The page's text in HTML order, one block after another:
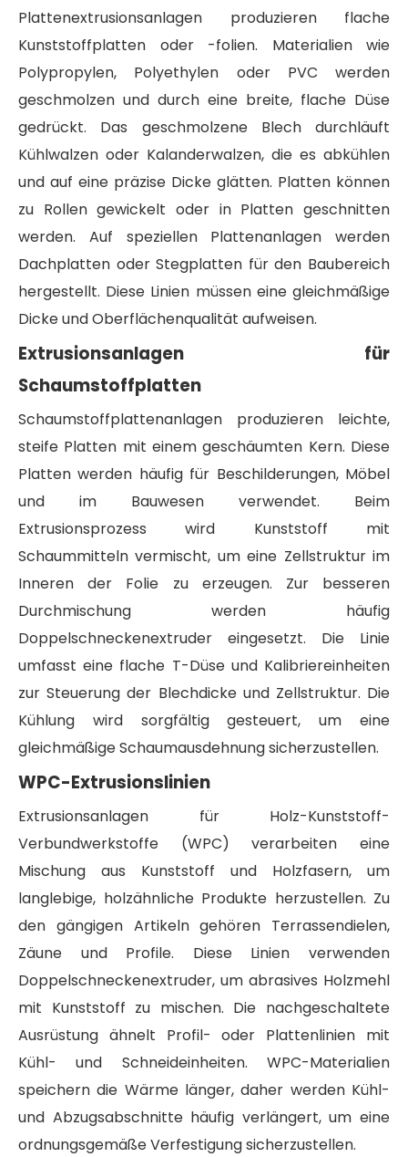
Plattenextrusionsanlagen produzieren flache
Kunststoffplatten oder -folien. Materialien wie
Polypropylen, Polyethylen oder PVC werden
geschmolzen und durch eine breite, flache Düse
gedrückt. Das geschmolzene Blech durchläuft
Kühlwalzen oder Kalanderwalzen, die es abkühlen
und auf eine präzise Dicke glätten. Platten können
zu Rollen gewickelt oder in Platten geschnitten
werden. Auf speziellen Plattenanlagen werden
Dachplatten oder Stegplatten für den Baubereich
hergestellt. Diese Linien müssen eine gleichmäßige
Dicke und Oberflächenqualität aufweisen.
Extrusionsanlagen für
Schaumstoffplatten
Schaumstoffplattenanlagen produzieren leichte,
steife Platten mit einem geschäumten Kern. Diese
Platten werden häufig für Beschilderungen, Möbel
und im Bauwesen verwendet. Beim
Extrusionsprozess wird Kunststoff mit
Schaummitteln vermischt, um eine Zellstruktur im
Inneren der Folie zu erzeugen. Zur besseren
Durchmischung werden häufig
Doppelschneckenextruder eingesetzt. Die Linie
umfasst eine flache T-Düse und Kalibriereinheiten
zur Steuerung der Blechdicke und Zellstruktur. Die
Kühlung wird sorgfältig gesteuert, um eine
gleichmäßige Schaumausdehnung sicherzustellen.
WPC-Extrusionslinien
Extrusionsanlagen für Holz-Kunststoff-
Verbundwerkstoffe (WPC) verarbeiten eine
Mischung aus Kunststoff und Holzfasern, um
langlebige, holzähnliche Produkte herzustellen. Zu
den gängigen Artikeln gehören Terrassendielen,
Zäune und Profile. Diese Linien verwenden
Doppelschneckenextruder, um abrasives Holzmehl
mit Kunststoff zu mischen. Die nachgeschaltete
Ausrüstung ähnelt Profil- oder Plattenlinien mit
Kühl- und Schneideinheiten. WPC-Materialien
speichern die Wärme länger, daher werden Kühl-
und Abzugsabschnitte häufig verlängert, um eine
ordnungsgemäße Verfestigung sicherzustellen.